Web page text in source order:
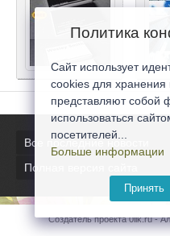
Все последние новости
Полная версия сайта
Создатель проекта 0lik.ru -
Политика
Сайт использует
cookies для
представляют собой
использоваться
посетителей...
Больше информации
Принять